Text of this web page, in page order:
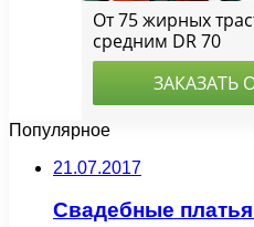
Популярное
21.07.2017
Свадебные